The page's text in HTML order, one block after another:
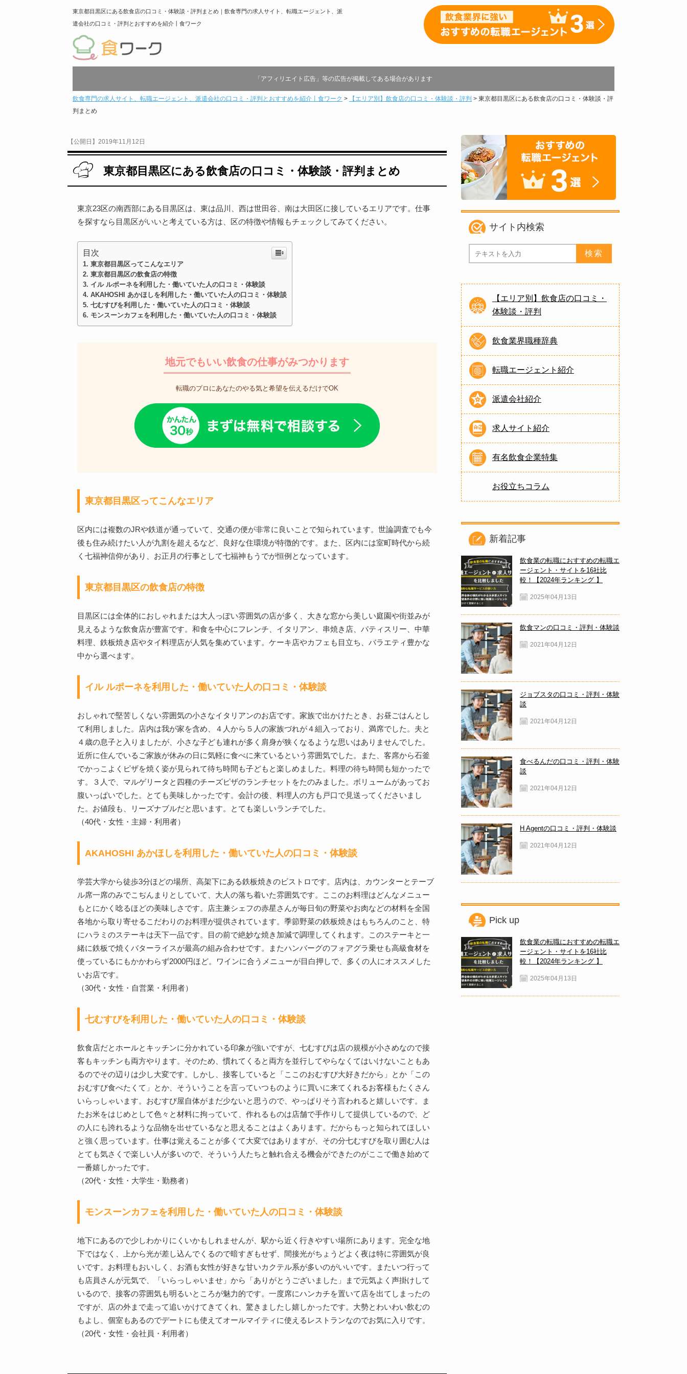
東京都目黒区にある飲食店の口コミ・体験談・評判まとめ｜飲食専門の求人サイト、転職エージェント、派
遣会社の口コミ・評判とおすすめを紹介丨食ワーク
「アフィリエイト広告」等の広告が掲載してある場合があります
飲食専門の求人サイト、転職エージェント、派遣会社の口コミ・評判とおすすめを紹介丨食ワーク > 【エリア別】飲食店の口コミ・体験談・評判 > 東京都目黒区にある飲食店の口コミ・体験談・評
判まとめ
【公開日】2019年11月12日
東京都目黒区にある飲食店の口コミ・体験談・評判まとめ
東京23区の南西部にある目黒区は、東は品川、西は世田谷、南は大田区に接しているエリアです。仕事
を探すなら目黒区がいいと考えている方は、区の特徴や情報もチェックしてみてください。
目次
東京都目黒区ってこんなエリア
東京都目黒区の飲食店の特徴
イル ルポーネを利用した・働いていた人の口コミ・体験談
AKAHOSHI あかほしを利用した・働いていた人の口コミ・体験談
七むすびを利用した・働いていた人の口コミ・体験談
モンスーンカフェを利用した・働いていた人の口コミ・体験談
地元でもいい飲食の仕事がみつかります
転職のプロにあなたのやる気と希望を伝えるだけでOK
東京都目黒区ってこんなエリア
区内には複数のJRや鉄道が通っていて、交通の便が非常に良いことで知られています。世論調査でも今
後も住み続けたい人が九割を超えるなど、良好な住環境が特徴的です。また、区内には室町時代から続
く七福神信仰があり、お正月の行事として七福神もうでが恒例となっています。
東京都目黒区の飲食店の特徴
目黒区には全体的におしゃれまたは大人っぽい雰囲気の店が多く、大きな窓から美しい庭園や街並みが
見えるような飲食店が豊富です。和食を中心にフレンチ、イタリアン、串焼き店、パティスリー、中華
料理、鉄板焼き店やタイ料理店が人気を集めています。ケーキ店やカフェも目立ち、バラエティ豊かな
中から選べます。
イル ルポーネを利用した・働いていた人の口コミ・体験談
おしゃれで堅苦しくない雰囲気の小さなイタリアンのお店です。家族で出かけたとき、お昼ごはんとし
て利用しました。店内は我が家を含め、４人から５人の家族づれが４組入っており、満席でした。夫と
４歳の息子と入りましたが、小さな子ども連れが多く肩身が狭くなるような思いはありませんでした。
近所に住んでいるご家族が休みの日に気軽に食べに来ているという雰囲気でした。また、客席から石釜
でかっこよくピザを焼く姿が見られて待ち時間も子どもと楽しめました。料理の待ち時間も短かったで
す。３人で、マルゲリータと四種のチーズピザのランチセットをたのみました。ボリュームがあってお
腹いっぱいでした。とても美味しかったです。会計の後、料理人の方も戸口で見送ってくださいまし
た。お値段も、リーズナブルだと思います。とても楽しいランチでした。
（40代・女性・主婦・利用者）
AKAHOSHI あかほしを利用した・働いていた人の口コミ・体験談
学芸大学から徒歩3分ほどの場所、高架下にある鉄板焼きのビストロです。店内は、カウンターとテーブ
ル席一席のみでこぢんまりとしていて、大人の落ち着いた雰囲気です。ここのお料理はどんなメニュー
もとにかく唸るほどの美味しさです。店主兼シェフの赤星さんが毎日旬の野菜やお肉などの材料を全国
各地から取り寄せるこだわりのお料理が提供されています。季節野菜の鉄板焼きはもちろんのこと、特
にハラミのステーキは天下一品です。目の前で絶妙な焼き加減で調理してくれます。このステーキと一
緒に鉄板で焼くバターライスが最高の組み合わせです。またハンバーグのフォアグラ乗せも高級食材を
使っているにもかかわらず2000円ほど。ワインに合うメニューが目白押しで、多くの人にオススメした
いお店です。
（30代・女性・自営業・利用者）
七むすびを利用した・働いていた人の口コミ・体験談
飲食店だとホールとキッチンに分かれている印象が強いですが、七むすびは店の規模が小さめなので接
客もキッチンも両方やります。そのため、慣れてくると両方を並行してやらなくてはいけないこともあ
るのでその辺りは少し大変です。しかし、接客していると「ここのおむすび大好きだから」とか「この
おむすび食べたくて」とか、そういうことを言っていつものように買いに来てくれるお客様もたくさん
いらっしゃいます。おむすび屋自体がまだ少ないと思うので、やっぱりそう言われると嬉しいです。ま
たお米をはじめとして色々と材料に拘っていて、作れるものは店舗で手作りして提供しているので、ど
の人にも誇れるような品物を出せているなと思えることはよくあります。だからもっと知られてほしい
と強く思っています。仕事は覚えることが多くて大変ではありますが、その分七むすびを取り囲む人は
とても気さくで楽しい人が多いので、そういう人たちと触れ合える機会ができたのがここで働き始めて
一番嬉しかったです。
（20代・女性・大学生・勤務者）
モンスーンカフェを利用した・働いていた人の口コミ・体験談
地下にあるので少しわかりにくいかもしれませんが、駅から近く行きやすい場所にあります。完全な地
下ではなく、上から光が差し込んでくるので暗すぎもせず、間接光がちょうどよく夜は特に雰囲気が良
いです。お料理もおいしく、お酒も女性が好きな甘いカクテル系が多いのがいいです。またいつ行って
も店員さんが元気で、「いらっしゃいませ」から「ありがとうございました」まで元気よく声掛けして
いるので、接客の雰囲気も明るいところが魅力的です。一度席にハンカチを置いて店を出てしまったの
ですが、店の外まで走って追いかけてきてくれ、驚きましたし嬉しかったです。大勢とわいわい飲むの
もよし、個室もあるのでデートにも使えてオールマイティに使えるレストランなのでお気に入りです。
（20代・女性・会社員・利用者）
サイト内検索
【エリア別】飲食店の口コミ・
体験談・評判
飲食業界職種辞典
転職エージェント紹介
派遣会社紹介
求人サイト紹介
有名飲食企業特集
お役立ちコラム
新着記事
飲食業の転職におすすめの転職エ
ージェント・サイトを16社比
較！【2024年ランキング 】
2025年04月13日
飲食マンの口コミ・評判・体験談
2021年04月12日
ジョブスタの口コミ・評判・体験
談
2021年04月12日
食べるんだの口コミ・評判・体験
談
2021年04月12日
H Agentの口コミ・評判・体験談
2021年04月12日
Pick up
飲食業の転職におすすめの転職エ
ージェント・サイトを16社比
較！【2024年ランキング 】
2025年04月13日